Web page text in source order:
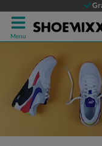
Menu